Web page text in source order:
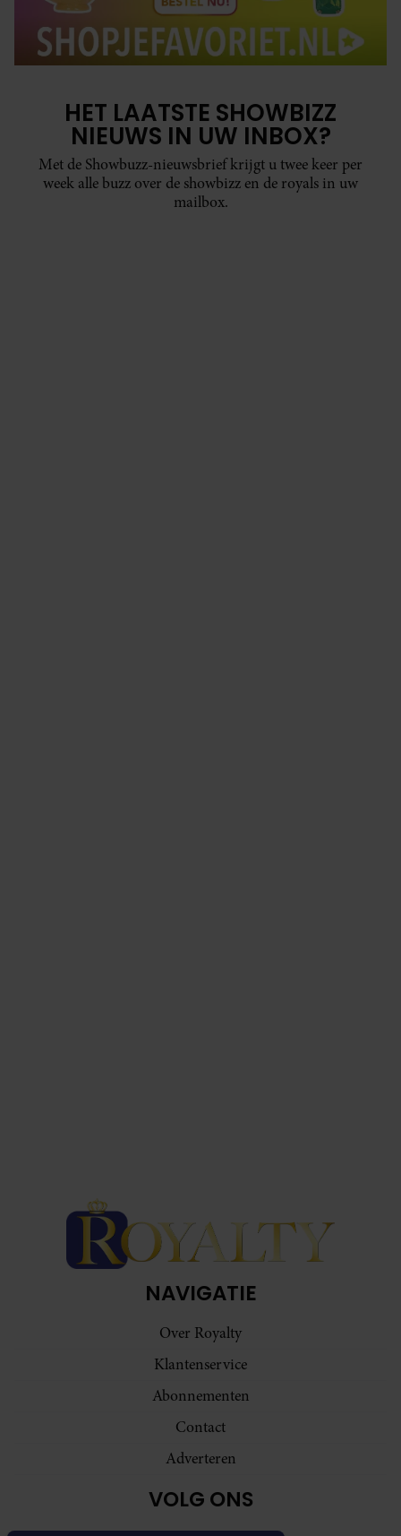
HET LAATSTE SHOWBIZZ
NIEUWS IN UW INBOX?
Met de Showbuzz-nieuwsbrief krijgt u twee keer per
week alle buzz over de showbizz en de royals in uw
mailbox.
NAVIGATIE
Over Royalty
Klantenservice
Abonnementen
Contact
Adverteren
VOLG ONS